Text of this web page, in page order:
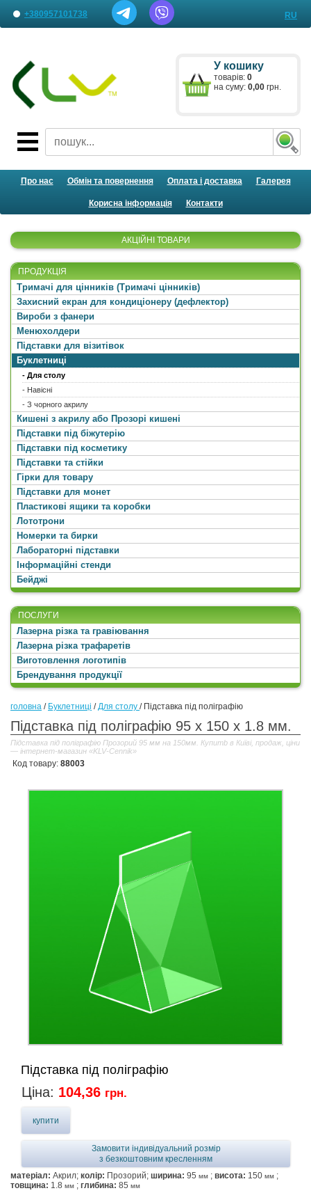
+380957101738
Лист менеджеру
RU
У кошику
товарів: 0
на суму: 0,00грн.
Про нас Обмін та повернення Оплата і доставка Галерея
Корисна інформація Контакти
АКЦІЙНІ ТОВАРИ
ПРОДУКЦІЯ
Тримачі для цінників (Тримачі цінників)
Захисний екран для кондиціонеру (дефлектор)
Вироби з фанери
Менюхолдери
Підставки для візитівок
Буклетниці
- Для столу
- Навісні
- З чорного акрилу
Кишені з акрилу або Прозорі кишені
Підставки під біжутерію
Підставки під косметику
Підставки та стійки
Гірки для товару
Підставки для монет
Пластикові ящики та коробки
Лототрони
Номерки та бирки
Лабораторні підставки
Інформаційні стенди
Бейджі
ПОСЛУГИ
Лазерна різка та гравіювання
Лазерна різка трафаретів
Виготовлення логотипів
Брендування продукції
головна / Буклетниці /Для столу / Підставка під поліграфію
Підставка під поліграфію 95 x 150 x 1.8 мм.
Підставка під поліграфію Прозорий 95 мм на 150мм. Купитb в Київі, продаж, ціни
— інтернет-магазин «KLV-Cennik»
Код товару: 88003
Підставка під поліграфію
Ціна: 104,36 грн.
купити
Замовити індивідуальний розмір
з безкоштовним кресленням
матеріал: Акрил; колір: Прозорий; ширина: 95 мм ; висота: 150 мм ;
товщина: 1.8 мм ; глибина: 85 мм